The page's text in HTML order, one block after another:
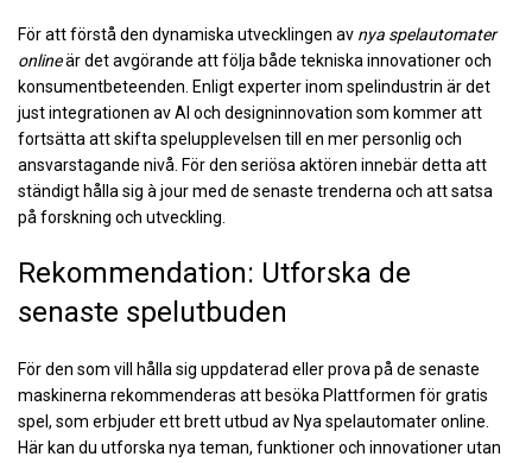
För att förstå den dynamiska utvecklingen av nya spelautomater
onlineär det avgörande att följa både tekniska innovationer och
konsumentbeteenden. Enligt experter inom spelindustrin är det
just integrationen av AI och designinnovation som kommer att
fortsätta att skifta spelupplevelsen till en mer personlig och
ansvarstagande nivå. För den seriösa aktören innebär detta att
ständigt hålla sig à jour med de senaste trenderna och att satsa
på forskning och utveckling.
Rekommendation: Utforska de
senaste spelutbuden
För den som vill hålla sig uppdaterad eller prova på de senaste
maskinerna rekommenderas att besöka Plattformen för gratis
spel, som erbjuder ett brett utbud av Nya spelautomater online
Här kan du utforska nya teman, funktioner och innovationer utan